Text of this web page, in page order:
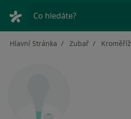
Co hledáte?
Hlavní Stránka Zubař Kroměříž